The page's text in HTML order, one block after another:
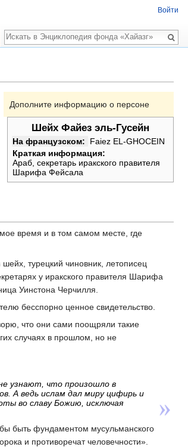
Дополните информацию о персоне
Шейх Файез эль-Гусейн
На французском:
Faiez EL-GHOCEIN
Краткая информация:
Араб, секретарь иракского правителя
Шарифа Фейсала
время и в том самом месте, где
турецкий чиновник, летописец
у иракского правителя Шарифа
Уинстона Черчилля.
бесспорно ценное свидетельство.
что они сами поощряли такие
случаях в прошлом, но не
узнают, что произошло в
А ведь ислам дал миру цифирь и
во славу Божию, исключая
быть фундаментом мусульманского
и противоречат человечности».
Войти
Поиск